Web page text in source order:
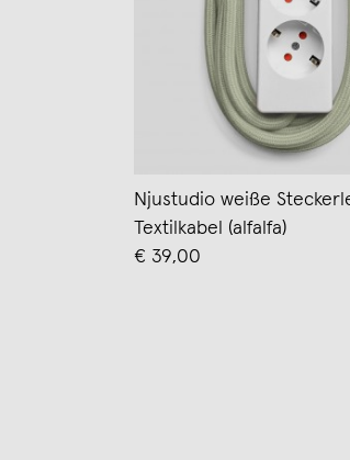
Njustudio weiße
Textilkabel (alfalfa)
€ 39,00